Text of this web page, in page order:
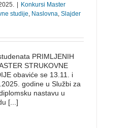
Konkursi Master
studije, Naslovna, Slajder
PRIMLJENIH
STRUKOVNE
obaviće se 13.11. i
godine u Službi za
nastavu u
[...]